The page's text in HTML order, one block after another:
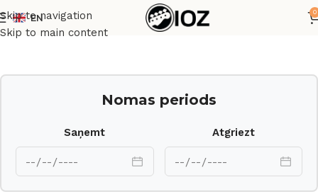
Skip to navigation
Skip to main content
EN
0
Sākums Pastiprinātāji
Nomas periods
Saņemt Atgriezt